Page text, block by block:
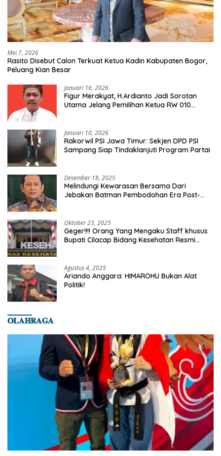
Mei 7, 2026
Rasito Disebut Calon Terkuat Ketua Kadin Kabupaten Bogor,
Peluang Kian Besar
Januari 16, 2026
Figur Merakyat, H.Ardianto Jadi Sorotan
Utama Jelang Pemilihan Ketua RW 010
Januari 10, 2026
Rakorwil PSI Jawa Timur: Sekjen DPD PSI
Sampang Siap Tindaklanjuti Program Partai
Desember 18, 2025
Melindungi Kewarasan Bersama Dari
Jebakan Batman Pembodohan Era Post-
Oktober 23, 2025
Geger!!!! Orang Yang Mengaku Staff khusus
Bupati Cilacap Bidang Kesehatan Resmi
Agustus 4, 2025
Ariando Anggara: HIMAROHU Bukan Alat
Politik!
𝐎𝐋𝐀𝐇𝐑𝐀𝐆𝐀